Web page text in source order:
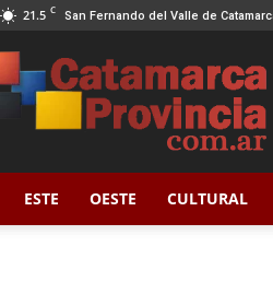
21.5 C San Fernando del Valle de
Catamarca
ESTE OESTE CULTURAL